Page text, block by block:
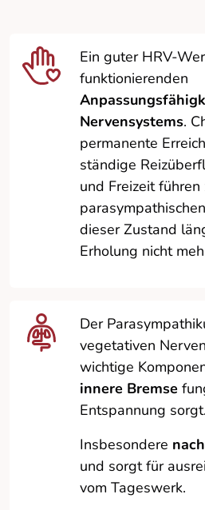
Ein guter HRV-
funktionierenden
Nervensystems.
permanente
ständige
und Freizeit führen
dieser Zustand
Erholung nicht
Der
vegetativen
wichtige
innere Bremse
Entspannung sorgt.
Insbesondere
und sorgt für
vom Tageswerk.